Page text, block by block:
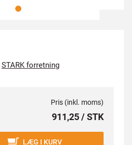
STARK forretning
Pris (inkl. moms)
911,25 / STK
LÆG I KURV